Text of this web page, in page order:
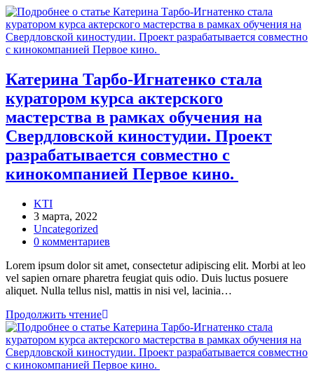
Перейти
к
содержимому
Катерина Тарбо-Игнатенко стала
куратором курса актерского
мастерства в рамках обучения на
Свердловской киностудии. Проект
разрабатывается совместно с
кинокомпанией Первое кино.
Автор
записи:
KTI
Запись
опубликована:
3 марта, 2022
Рубрика
записи:
Uncategorized
Комментарии
записи:
0 комментариев
Lorem ipsum dolor sit amet, consectetur adipiscing elit. Morbi at leo
vel sapien ornare pharetra feugiat quis odio. Duis luctus posuere
aliquet. Nulla tellus nisl, mattis in nisi vel, lacinia…
Продолжить чтениеКатерина
Тарбо-
Игнатенко
стала
куратором